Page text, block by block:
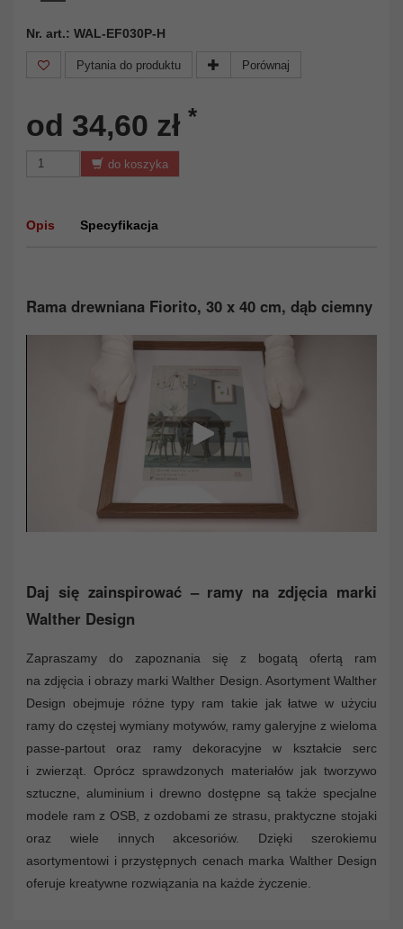
Nr. art.: WAL-EF030P-H
Pytania do produktu Porównaj
od 34,60 zł *
do koszyka
Opis Specyfikacja
Rama drewniana Fiorito, 30 x 40 cm, dąb ciemny
Daj się zainspirować – ramy na zdjęcia marki
Walther Design
Zapraszamy do zapoznania się z bogatą ofertą ram
na zdjęcia i obrazy marki Walther Design. Asortyment Walther
Design obejmuje różne typy ram takie jak łatwe w użyciu
ramy do częstej wymiany motywów, ramy galeryjne z wieloma
passe-partout oraz ramy dekoracyjne w kształcie serc
i zwierząt. Oprócz sprawdzonych materiałów jak tworzywo
sztuczne, aluminium i drewno dostępne są także specjalne
modele ram z OSB, z ozdobami ze strasu, praktyczne stojaki
oraz wiele innych akcesoriów. Dzięki szerokiemu
asortymentowi i przystępnych cenach marka Walther Design
oferuje kreatywne rozwiązania na każde życzenie.